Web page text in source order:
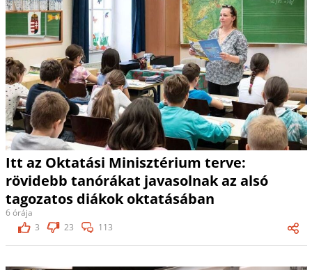
Itt az Oktatási Minisztérium terve:
rövidebb tanórákat javasolnak az alsó
tagozatos diákok oktatásában
6 órája
3
23 113